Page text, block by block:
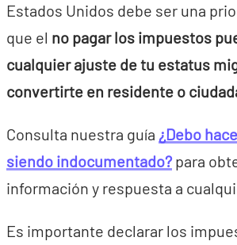
Estados Unidos debe ser una
que el no pagar los impuestos
cualquier ajuste de tu estatus
convertirte en residente o
Consulta nuestra guía ¿Debo
siendo indocumentado? para
información y respuesta a
Es importante declarar los